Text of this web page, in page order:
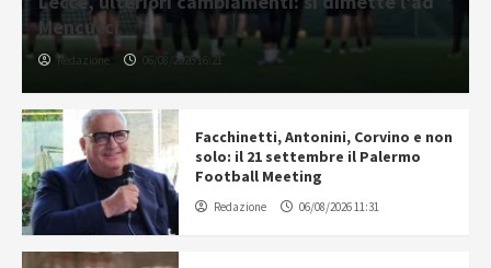
Mencucci
Redazione 06/08/2026 16:21
Facchinetti, Antonini, Corvino e non
solo: il 21 settembre il Palermo
Football Meeting
Redazione 06/08/2026 11:31